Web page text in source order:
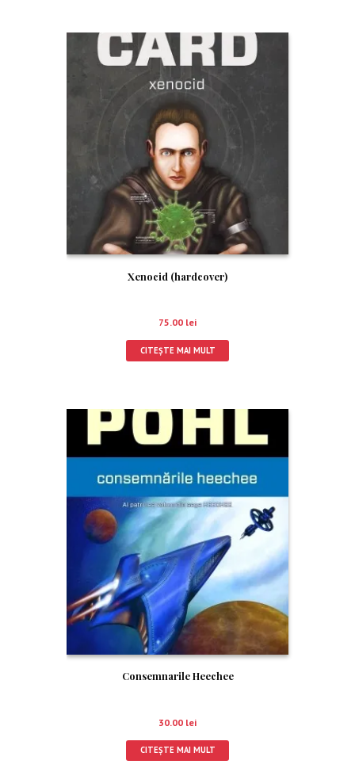
Xenocid (hardcover)
75.00 lei
CITEȘTE MAI MULT
Consemnarile Heechee
30.00 lei
CITEȘTE MAI MULT